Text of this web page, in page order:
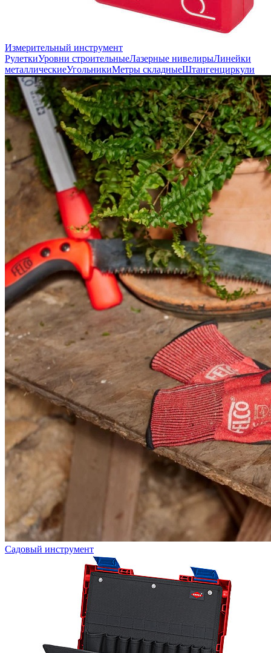
Измерительный инструмент
РулеткиУровни строительныеЛазерные нивелирыЛинейки
металлическиеУгольникиМетры складныеШтангенциркули
Садовый инструмент